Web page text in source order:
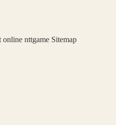
online nttgame Sitemap